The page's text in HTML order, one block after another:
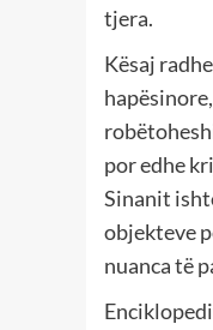
tjera.
Kësaj
por edhe
Sinanit
objekteve
nuanca të